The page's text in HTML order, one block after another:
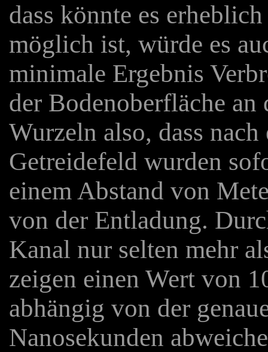
dass könnte es
möglich ist, würde es
minimale Ergebnis
der Bodenoberfläche an
Wurzeln also, dass
Getreidefeld wurden
einem Abstand von
von der Entladung.
Kanal nur selten mehr
zeigen einen Wert von
abhängig von der
Nanosekunden